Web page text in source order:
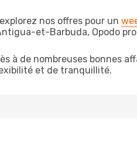
nos offres pour un
et-Barbuda, Opodo
à de nombreuses bonnes
et de tranquillité.